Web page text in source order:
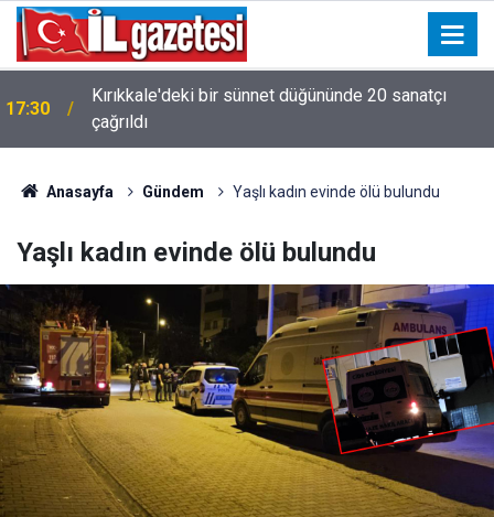
17:30
Kırıkkale'deki bir sünnet düğününde 20 sanatçı
çağrıldı
Anasayfa Gündem Yaşlı kadın evinde ölü bulundu
Yaşlı kadın evinde ölü bulundu